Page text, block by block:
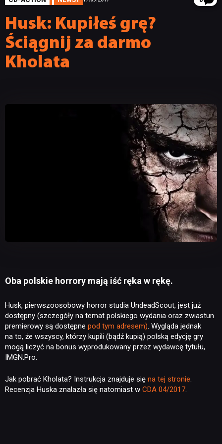
Husk: Kupiłeś grę?
Ściągnij za darmo
Kholata
Oba polskie horrory mają iść ręka w rękę.
Husk, pierwszoosobowy horror studia UndeadScout, jest już
dostępny (szczegóły na temat polskiego wydania oraz zwiastun
premierowy są dostępne pod tym adresem). Wygląda jednak
na to, że wszyscy, którzy kupili (bądź kupią) polską edycję gry
mogą liczyć na bonus wyprodukowany przez wydawcę tytułu,
IMGN.Pro.
Jak pobrać Kholata? Instrukcja znajduje się na tej stronie.
Recenzja Huska znalazła się natomiast w CDA 04/2017.